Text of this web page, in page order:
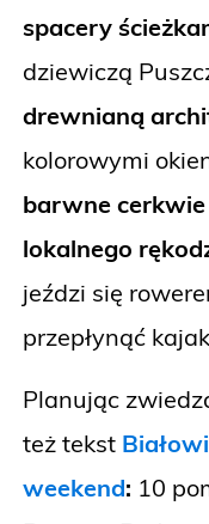
spacery
dziewiczą
drewnianą
kolorowymi
barwne cerkwie
lokalnego
jeździ się
przepłynąć
Planując
też tekst
weekend: 10